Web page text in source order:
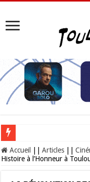
Les Nocturnes de la Cité de
Accueil Articles
Histoire à l’Honneur à